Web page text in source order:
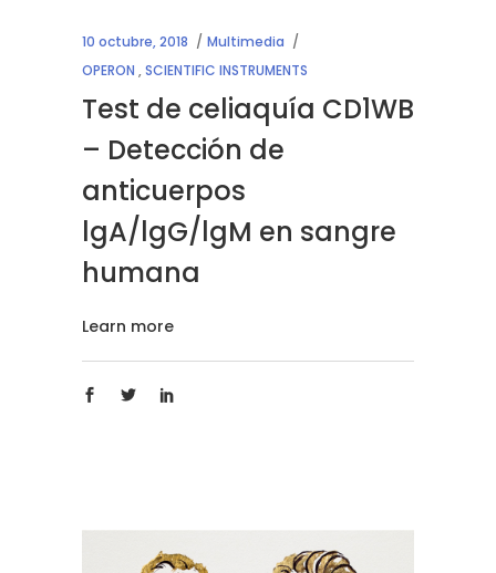
10 octubre, 2018
Multimedia
OPERON ,SCIENTIFIC INSTRUMENTS
Test de celiaquía CD1WB
– Detección de
anticuerpos
lgA/lgG/lgM en sangre
humana
Learn more